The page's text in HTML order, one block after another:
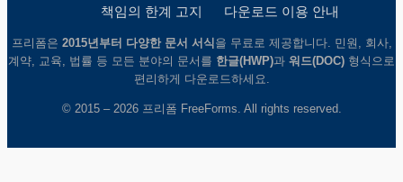
책임의 한계 고지
다운로드 이용 안내
프리폼은 2015년부터 다양한 문서 서식 을 무료로 제공합니다. 민원, 회사,
계약, 교육, 법률 등 모든 분야의 문서를 한글(HWP)과 워드(DOC) 형식으로
편리하게 다운로드하세요.
© 2015 – 2026 프리폼 FreeForms. All rights reserved.